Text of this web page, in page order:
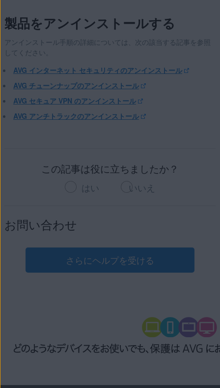
製品をアンインストールする
アンインストール手順の詳細については、次の該当する記事を参照
してください。
AVG インターネット セキュリティのアンインストール
AVG チューンナップのアンインストール
AVG セキュア VPN のアンインストール
AVG アンチトラックのアンインストール
この記事は役に立ちましたか？
はい いいえ
お問い合わせ
さらにヘルプを受ける